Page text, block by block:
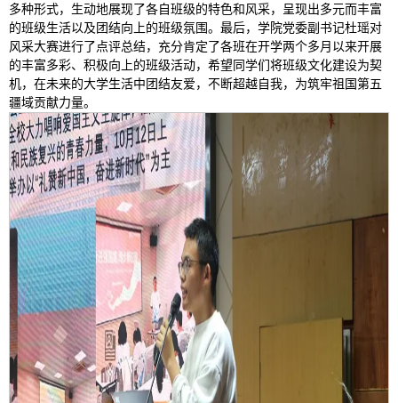
多种形式，生动地展现了各自班级的特色和风采，呈现出多元而丰富
的班级生活以及团结向上的班级氛围。最后，学院党委副书记杜瑶对
风采大赛进行了点评总结，充分肯定了各班在开学两个多月以来开展
的丰富多彩、积极向上的班级活动，希望同学们将班级文化建设为契
机，在未来的大学生活中团结友爱，不断超越自我，为筑牢祖国第五
疆域贡献力量。